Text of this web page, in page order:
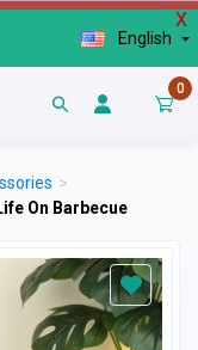
X
English
0
>
On Barbecue